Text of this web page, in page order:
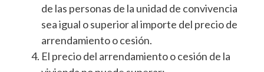
de las personas de la unidad de convivencia
sea igual o superior al importe del precio de
arrendamiento o cesión.
El precio del arrendamiento o cesión de la